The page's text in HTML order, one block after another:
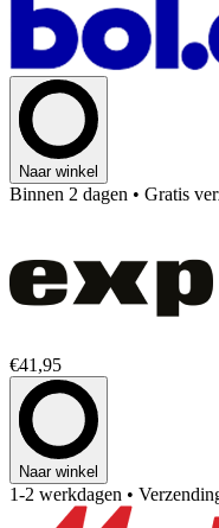
Naar winkel
Binnen 2 dagen • Gratis
€41,95
Naar winkel
1-2 werkdagen •